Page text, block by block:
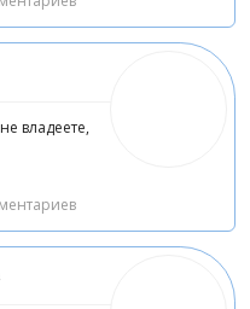
владеете,